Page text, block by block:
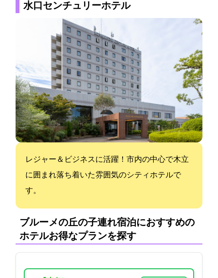
水口センチュリーホテル
レジャー＆ビジネスに活躍！市内の中心で木立
に囲まれ落ち着いた雰囲気のシティホテルで
す。
ブルーメの丘の子連れ宿泊におすすめの
ホテル:お得なプランを探す